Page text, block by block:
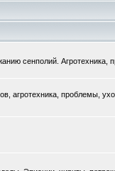
сенполий. Агротехника,
агротехника, проблемы,